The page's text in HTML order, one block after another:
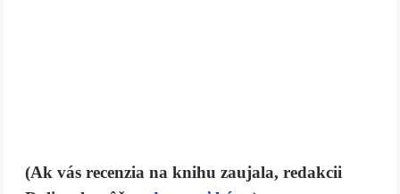
(Ak vás recenzia na knihu zaujala, redakcii